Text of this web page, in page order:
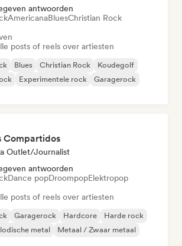
antwoorden
AmericanaBluesChristian Rock
posts of reels over artiesten
Blues Christian Rock
Koudegolf
Experimentele rock
Garagerock
Compartidos
Outlet/Journalist
antwoorden
Dance popDroompopElektropop
posts of reels over artiesten
Garagerock Hardcore
Harde rock
metal
Metaal / Zwaar metaal